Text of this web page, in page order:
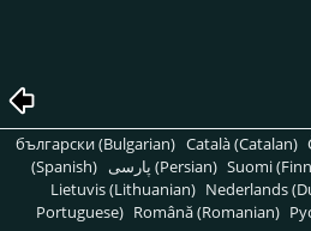
български (Bulgarian) Català (Catalan)
(Spanish)
پارسی (Persian) Suomi
Lietuvis (Lithuanian) Nederlands
Portuguese) Română (Romanian)